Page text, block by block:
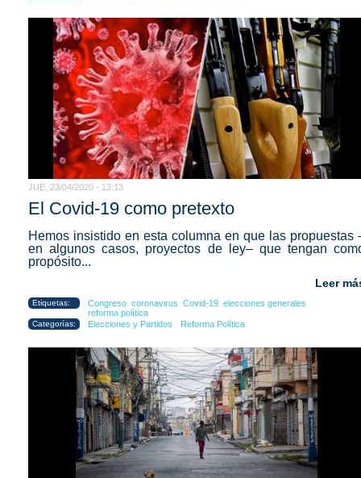
JUE, 23/04/2020 - 13:13
El Covid-19 como pretexto
Hemos insistido en esta columna en que las propuestas
en algunos casos, proyectos de ley– que tengan
propósito...
Leer
Etiquetas: Congreso coronavirus Covid-19 elecciones generales
reforma política
Categorías: Elecciones y Partidos Reforma Política